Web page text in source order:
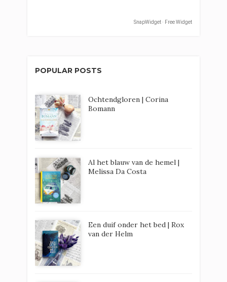
SnapWidget · Free Widget
POPULAR POSTS
Ochtendgloren | Corina
Bomann
Al het blauw van de hemel |
Melissa Da Costa
Een duif onder het bed | Rox
van der Helm